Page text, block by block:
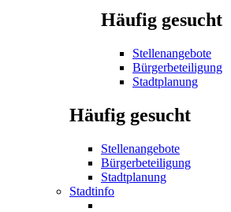
Häufig gesucht
Stellenangebote
Bürgerbeteiligung
Stadtplanung
Häufig gesucht
Stellenangebote
Bürgerbeteiligung
Stadtplanung
Stadtinfo